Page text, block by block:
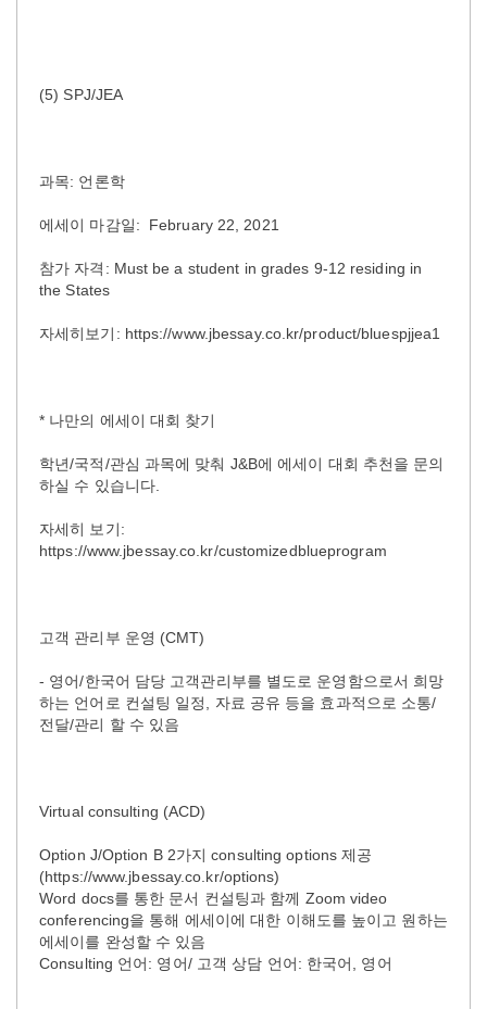
(5) SPJ/JEA
과목: 언론학
에세이 마감일: February 22, 2021
참가 자격: Must be a student in grades 9-12 residing in
the States
자세히보기: https://www.jbessay.co.kr/product/bluespjjea1
* 나만의 에세이 대회 찾기
학년/국적/관심 과목에 맞춰 J&B에 에세이 대회 추천을 문의
하실 수 있습니다.
자세히 보기:
https://www.jbessay.co.kr/customizedblueprogram
고객 관리부 운영 (CMT)
- 영어/한국어 담당 고객관리부를 별도로 운영함으로서 희망
하는 언어로 컨설팅 일정, 자료 공유 등을 효과적으로 소통/
전달/관리 할 수 있음
Virtual consulting (ACD)
Option J/Option B 2가지 consulting options 제공
(https://www.jbessay.co.kr/options)
Word docs를 통한 문서 컨설팅과 함께 Zoom video
conferencing을 통해 에세이에 대한 이해도를 높이고 원하는
에세이를 완성할 수 있음
Consulting 언어: 영어/ 고객 상담 언어: 한국어, 영어